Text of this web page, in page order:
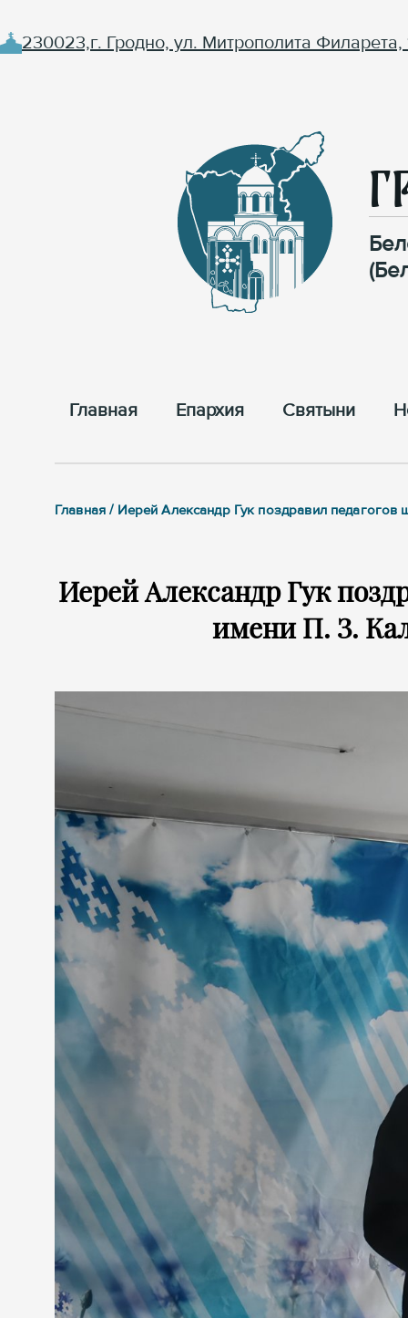
230023,г. Гродно, ул. Митрополита Филарета,
Главная Епархия Cвятыни
Главная / Иерей Александр Гук поздравил
Иерей Александр Гук
имени П. З.